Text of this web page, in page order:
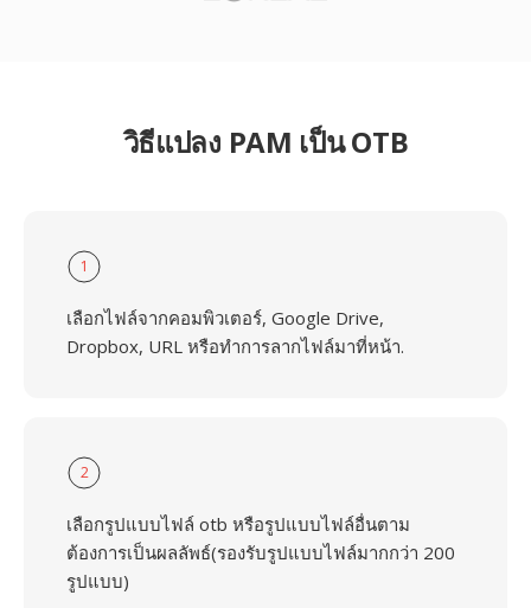
วิธีแปลง PAM เป็น OTB
1
เลือกไฟล์จากคอมพิวเตอร์, Google Drive,
Dropbox, URL หรือทำการลากไฟล์มาที่หน้า.
2
เลือกรูปแบบไฟล์ otb หรือรูปแบบไฟล์อื่นตาม
ต้องการเป็นผลลัพธ์(รองรับรูปแบบไฟล์มากกว่า 200
รูปแบบ)